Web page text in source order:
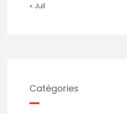
« Juil
Catégories